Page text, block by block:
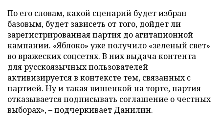
По его словам, какой сценарий будет избран
базовым, будет зависеть от того, дойдет ли
зарегистрированная партия до агитационной
кампании. «Яблоко» уже получило «зеленый свет»
во вражеских соцсетях. В них выдача контента
для русскоязычных пользователей
активизируется в контексте тем, связанных с
партией. Ну и такая вишенкой на торте, партия
отказывается подписывать соглашение о честных
выборах», – подчеркивает Данилин.